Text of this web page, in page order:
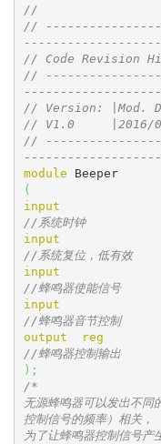
//
//
// Code Revision
//
// Version: |Mod.
// V1.0
//
module
Beeper
(
input
//系统时钟
input
//系统复位，低有效
input
//蜂鸣器使能信号
input
//蜂鸣器音节控制
output
reg
//蜂鸣器控制输出
) ;
/*
无源蜂鸣器可以发出不同
控制信号的频率）相关，
为了让蜂鸣器控制信号产